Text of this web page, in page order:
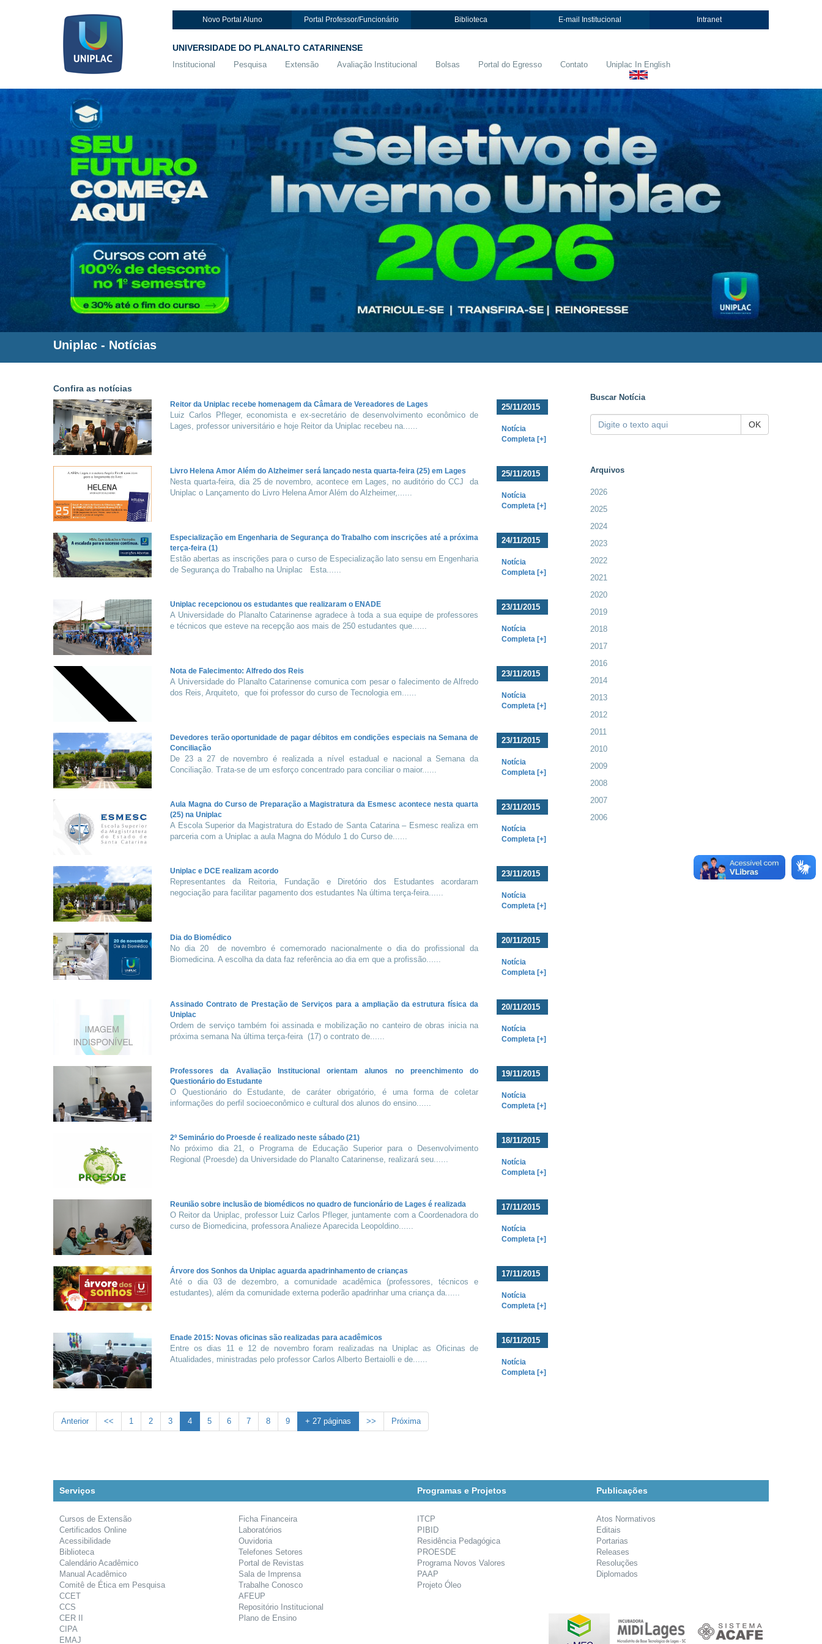
Novo Portal Aluno Portal Professor/Funcionário Biblioteca E-mail Institucional Intranet
UNIVERSIDADE DO PLANALTO CATARINENSE
Institucional Pesquisa Extensão Avaliação Institucional Bolsas Portal do Egresso Contato Uniplac In English
Uniplac - Notícias
Confira as notícias
Reitor da Uniplac recebe homenagem da Câmara de Vereadores de Lages
Luiz Carlos Pfleger, economista e ex-secretário de desenvolvimento econômico de
Lages, professor universitário e hoje Reitor da Uniplac recebeu na......
25/11/2015
Notícia
Completa [+]
Livro Helena Amor Além do Alzheimer será lançado nesta quarta-feira (25) em Lages
Nesta quarta-feira, dia 25 de novembro, acontece em Lages, no auditório do CCJ da
Uniplac o Lançamento do Livro Helena Amor Além do Alzheimer,......
25/11/2015
Notícia
Completa [+]
Especialização em Engenharia de Segurança do Trabalho com inscrições até a próxima
terça-feira (1)
Estão abertas as inscrições para o curso de Especialização lato sensu em Engenharia
de Segurança do Trabalho na Uniplac Esta......
24/11/2015
Notícia
Completa [+]
Uniplac recepcionou os estudantes que realizaram o ENADE
A Universidade do Planalto Catarinense agradece à toda a sua equipe de professores
e técnicos que esteve na recepção aos mais de 250 estudantes que......
23/11/2015
Notícia
Completa [+]
Nota de Falecimento: Alfredo dos Reis
A Universidade do Planalto Catarinense comunica com pesar o falecimento de Alfredo
dos Reis, Arquiteto, que foi professor do curso de Tecnologia em......
23/11/2015
Notícia
Completa [+]
Devedores terão oportunidade de pagar débitos em condições especiais na Semana de
Conciliação
De 23 a 27 de novembro é realizada a nível estadual e nacional a Semana da
Conciliação. Trata-se de um esforço concentrado para conciliar o maior......
23/11/2015
Notícia
Completa [+]
Aula Magna do Curso de Preparação a Magistratura da Esmesc acontece nesta quarta
(25) na Uniplac
A Escola Superior da Magistratura do Estado de Santa Catarina – Esmesc realiza em
parceria com a Uniplac a aula Magna do Módulo 1 do Curso de......
23/11/2015
Notícia
Completa [+]
Uniplac e DCE realizam acordo
Representantes da Reitoria, Fundação e Diretório dos Estudantes acordaram
negociação para facilitar pagamento dos estudantes Na última terça-feira......
23/11/2015
Notícia
Completa [+]
Dia do Biomédico
No dia 20 de novembro é comemorado nacionalmente o dia do profissional da
Biomedicina. A escolha da data faz referência ao dia em que a profissão......
20/11/2015
Notícia
Completa [+]
Assinado Contrato de Prestação de Serviços para a ampliação da estrutura física da
Uniplac
Ordem de serviço também foi assinada e mobilização no canteiro de obras inicia na
próxima semana Na última terça-feira (17) o contrato de......
20/11/2015
Notícia
Completa [+]
Professores da Avaliação Institucional orientam alunos no preenchimento do
Questionário do Estudante
O Questionário do Estudante, de caráter obrigatório, é uma forma de coletar
informações do perfil socioeconômico e cultural dos alunos do ensino......
19/11/2015
Notícia
Completa [+]
2º Seminário do Proesde é realizado neste sábado (21)
No próximo dia 21, o Programa de Educação Superior para o Desenvolvimento
Regional (Proesde) da Universidade do Planalto Catarinense, realizará seu......
18/11/2015
Notícia
Completa [+]
Reunião sobre inclusão de biomédicos no quadro de funcionário de Lages é realizada
O Reitor da Uniplac, professor Luiz Carlos Pfleger, juntamente com a Coordenadora do
curso de Biomedicina, professora Analieze Aparecida Leopoldino......
17/11/2015
Notícia
Completa [+]
Árvore dos Sonhos da Uniplac aguarda apadrinhamento de crianças
Até o dia 03 de dezembro, a comunidade acadêmica (professores, técnicos e
estudantes), além da comunidade externa poderão apadrinhar uma criança da......
17/11/2015
Notícia
Completa [+]
Enade 2015: Novas oficinas são realizadas para acadêmicos
Entre os dias 11 e 12 de novembro foram realizadas na Uniplac as Oficinas de
Atualidades, ministradas pelo professor Carlos Alberto Bertaiolli e de......
16/11/2015
Notícia
Completa [+]
Anterior << 1 2 3 4 5 6 7 8 9 + 27 páginas >> Próxima
Buscar Notícia
OK
Arquivos
2026
2025
2024
2023
2022
2021
2020
2019
2018
2017
2016
2014
2013
2012
2011
2010
2009
2008
2007
2006
Serviços
Cursos de Extensão
Certificados Online
Acessibilidade
Biblioteca
Calendário Acadêmico
Manual Acadêmico
Comitê de Ética em Pesquisa
CCET
CCS
CER II
CIPA
EMAJ
Ficha Financeira
Laboratórios
Ouvidoria
Telefones Setores
Portal de Revistas
Sala de Imprensa
Trabalhe Conosco
AFEUP
Repositório Institucional
Plano de Ensino
Programas e Projetos
ITCP
PIBID
Residência Pedagógica
PROESDE
Programa Novos Valores
PAAP
Projeto Óleo
Publicações
Atos Normativos
Editais
Portarias
Releases
Resoluções
Diplomados